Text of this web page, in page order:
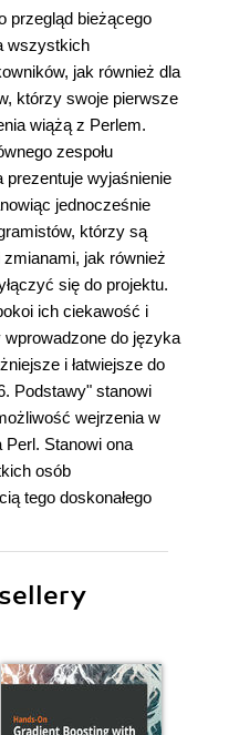
przegląd bieżącego
wszystkich
jak również dla
którzy swoje pierwsze
wiążą z Perlem.
zespołu
wyjaśnienie
jednocześnie
którzy są
jak również
się do projektu.
ich ciekawość i
do języka
i łatwiejsze do
Podstawy" stanowi
wejrzenia w
Perl. Stanowi ona
osób
tego doskonałego